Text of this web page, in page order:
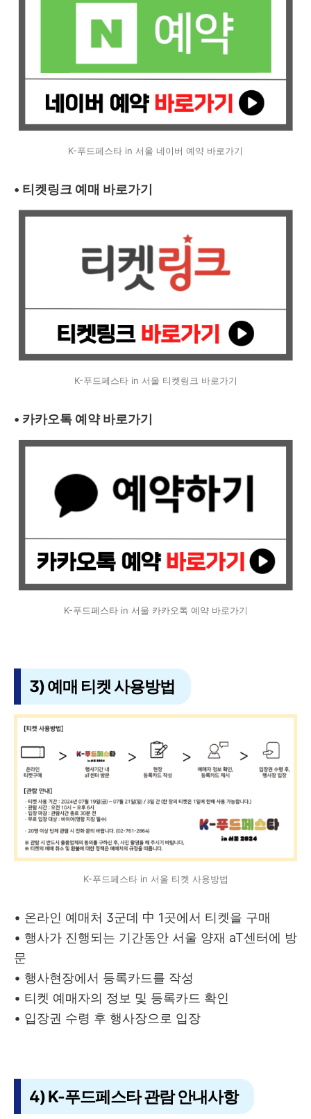
K-푸드페스타 in 서울 네이버 예약 바로가기
• 티켓링크 예매 바로가기
K-푸드페스타 in 서울 티켓링크 바로가기
• 카카오톡 예약 바로가기
K-푸드페스타 in 서울 카카오톡 예약 바로가기
3) 예매 티켓 사용방법
K-푸드페스타 in 서울 티켓 사용방법
• 온라인 예매처 3군데 中 1곳에서 티켓을 구매
• 행사가 진행되는 기간동안 서울 양재 aT센터에 방
문
• 행사현장에서 등록카드를 작성
• 티켓 예매자의 정보 및 등록카드 확인
• 입장권 수령 후 행사장으로 입장
4) K-푸드페스타 관람 안내사항